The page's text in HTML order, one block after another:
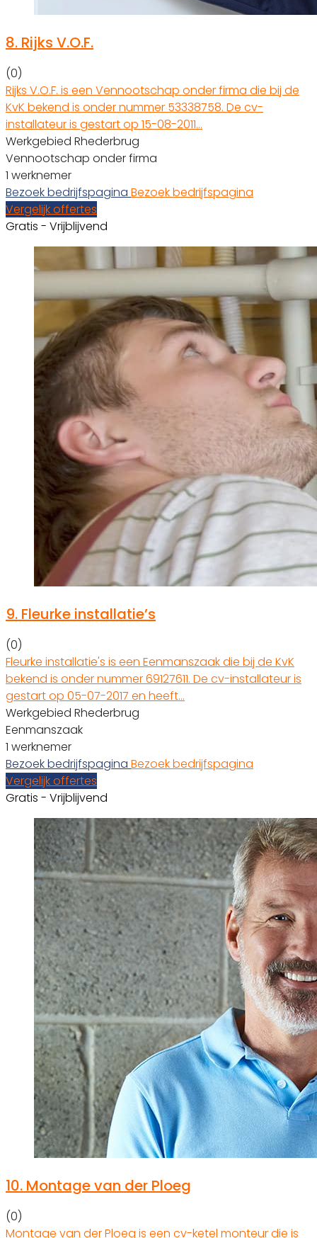
8. Rijks V.O.F.
(0)
Rijks V.O.F. is een Vennootschap onder firma die bij de
KvK bekend is onder nummer 53338758. De cv-
installateur is gestart op 15-08-2011…
Werkgebied Rhederbrug
Vennootschap onder firma
1 werknemer
Bezoek bedrijfspagina Bezoek bedrijfspagina
Vergelijk offertes
Gratis - Vrijblijvend
9. Fleurke installatie’s
(0)
Fleurke installatie's is een Eenmanszaak die bij de KvK
bekend is onder nummer 69127611. De cv-installateur is
gestart op 05-07-2017 en heeft…
Werkgebied Rhederbrug
Eenmanszaak
1 werknemer
Bezoek bedrijfspagina Bezoek bedrijfspagina
Vergelijk offertes
Gratis - Vrijblijvend
10. Montage van der Ploeg
(0)
Montage van der Ploeg is een cv-ketel monteur die is